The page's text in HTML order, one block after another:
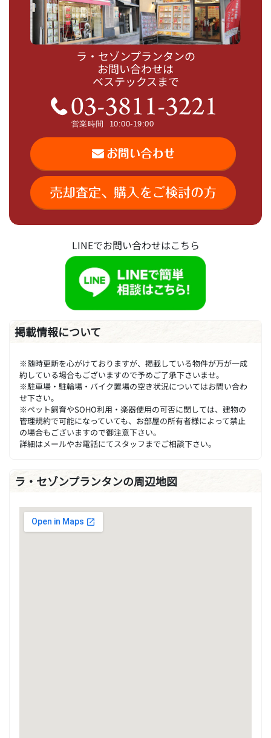
ラ・セゾンプランタンの
お問い合わせは
ベステックスまで
LINEでお問い合わせはこちら
掲載情報について
※随時更新を心がけておりますが、掲載している物件が万が一成
約している場合もございますので予めご了承下さいませ。
※駐車場・駐輪場・バイク置場の空き状況についてはお問い合わ
せ下さい。
※ペット飼育やSOHO利用・楽器使用の可否に関しては、建物の
管理規約で可能になっていても、お部屋の所有者様によって禁止
の場合もございますので御注意下さい。
詳細はメールやお電話にてスタッフまでご相談下さい。
ラ・セゾンプランタンの周辺地図